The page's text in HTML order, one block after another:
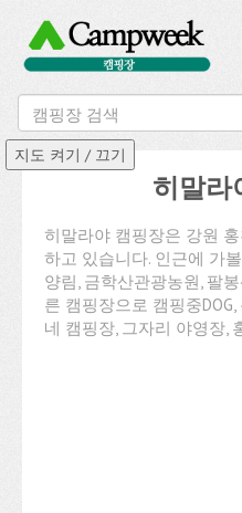
히말라
히말라야 캠핑장은 강원
하고 있습니다. 인근에 가
양림, 금학산관광농원, 팔
른 캠핑장으로 캠핑중
네 캠핑장, 그자리 야영장,